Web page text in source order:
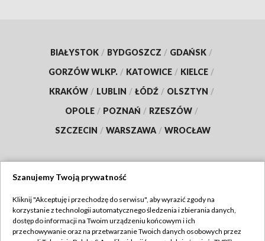
BIAŁYSTOK / BYDGOSZCZ / GDAŃSK /
GORZÓW WLKP. / KATOWICE / KIELCE /
KRAKÓW / LUBLIN / ŁÓDŹ / OLSZTYN /
OPOLE / POZNAŃ / RZESZÓW /
SZCZECIN / WARSZAWA / WROCŁAW
TVP
Abonament TVP
Regulamin TVP
Szanujemy Twoją prywatność
Kliknij "Akceptuję i przechodzę do serwisu", aby wyrazić zgody na
korzystanie z technologii automatycznego śledzenia i zbierania danych,
dostęp do informacji na Twoim urządzeniu końcowym i ich
przechowywanie oraz na przetwarzanie Twoich danych osobowych przez